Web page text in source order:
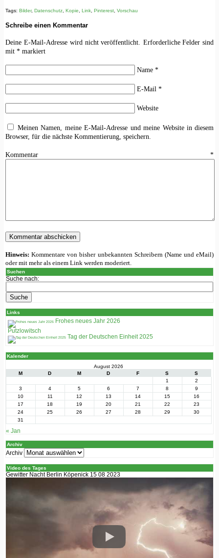
Tags: Bilder, Datenschutz, Kopie Link, Pinterest, Vorschau
Schreibe einen Kommentar
Deine E-Mail-Adresse wird nicht veröffentlicht. Erforderliche Felder sind
mit *markiert
Name *
E-Mail *
Website
Meinen Namen, meine E-Mail-Adresse und meine Website in diesem
Browser, für die nächste Kommentierung, speichern.
Kommentar*
Hinweis: Kommentare von bisher unbekannten Schreibern (Name und eMail)
oder mit mehr als einem Link werden moderiert.
Suchen
Suche nach:
Links
Frohes neues Jahr 2026
Putzlowitsch
Tag der Deutschen Einheit 2025
Kalender
August 2026
M
D M D F S
S
1
2
3
4 5 6 7 8
9
10
11 12 13 14 15
16
17
18 19 20 21 22
23
24
25 26 27 28 29
30
31
« Jan
Archiv
Archiv
Video des Tages
Gewitter Nacht Berlin Köpenick 15 08 2023